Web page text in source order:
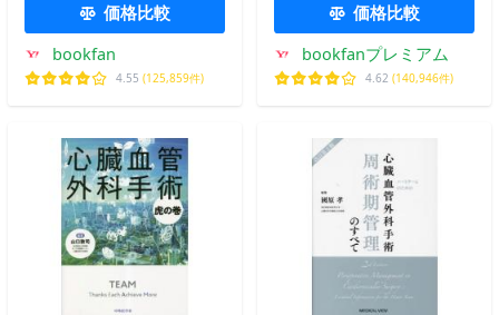
価格比較
bookfan
4.55 (125,859件)
価格比較
bookfanプレミアム
4.62 (140,946件)